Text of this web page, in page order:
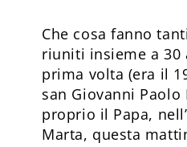
Che cosa fanno
riuniti insieme a 30
prima volta (era il
san Giovanni Paolo
proprio il Papa,
Marta, questa